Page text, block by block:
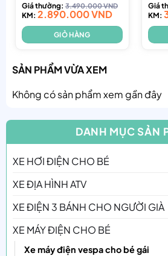
Được xếp
hạng4.80
5 sao
Giá thường:3.490.000VND
KM: 2.890.000VND
GIỎ HÀNG
5
Giá
KM:
SẢN PHẨM VỪA XEM
Không có sản phẩm xem gần đây
DANH MỤC SẢN
XE HƠI ĐIỆN CHO BÉ
XE ĐỊA HÌNH ATV
XE ĐIỆN 3 BÁNH CHO NGƯỜI GIÀ
XE MÁY ĐIỆN CHO BÉ
Xe máy điện vespa cho bé gái